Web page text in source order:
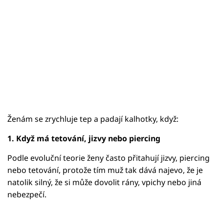
Ženám se zrychluje tep a padají kalhotky, když:
1. Když má tetování, jizvy nebo piercing
Podle evoluční teorie ženy často přitahují jizvy, piercing
nebo tetování, protože tím muž tak dává najevo, že je
natolik silný, že si může dovolit rány, vpichy nebo jiná
nebezpečí.